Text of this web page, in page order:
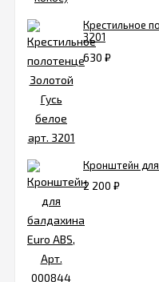
Крестильное
3201
630 ₽
Кронштейн
2 200 ₽